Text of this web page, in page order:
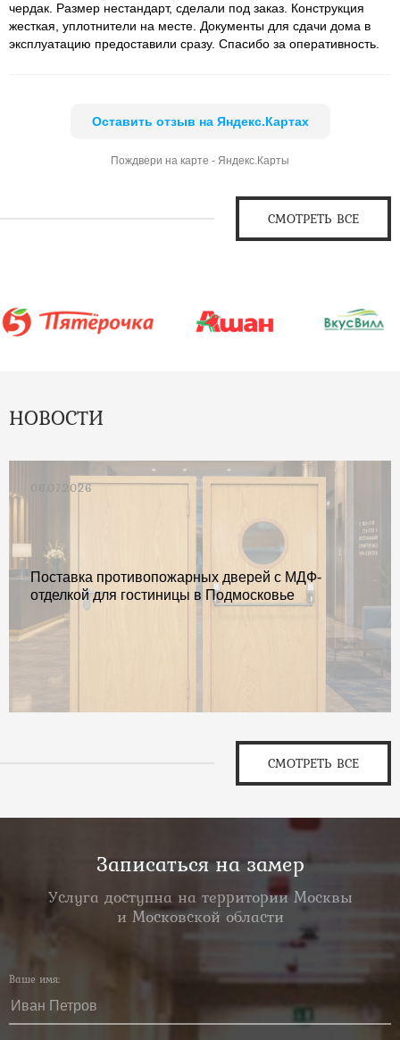
чердак. Размер нестандарт, сделали под заказ. Конструкция
жесткая, уплотнители на месте. Документы для сдачи дома в
эксплуатацию предоставили сразу. Спасибо за оперативность.
Оставить отзыв на Яндекс.Картах
Пождвери на карте - Яндекс.Карты
СМОТРЕТЬ ВСЕ
НОВОСТИ
06.07.2026
Поставка противопожарных дверей с МДФ-
отделкой для гостиницы в Подмосковье
СМОТРЕТЬ ВСЕ
Записаться на замер
Услуга доступна на территории Москвы
и Московской области
Ваше имя: